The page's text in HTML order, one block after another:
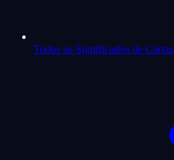
Todos os Significados de Cartas